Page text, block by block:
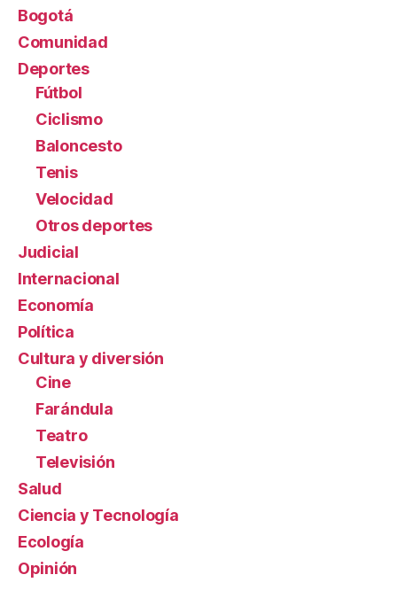
Bogotá
Comunidad
Deportes
Fútbol
Ciclismo
Baloncesto
Tenis
Velocidad
Otros deportes
Judicial
Internacional
Economía
Política
Cultura y diversión
Cine
Farándula
Teatro
Televisión
Salud
Ciencia y Tecnología
Ecología
Opinión